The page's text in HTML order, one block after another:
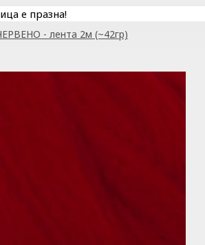
е празна!
- лента 2м (~42гр)